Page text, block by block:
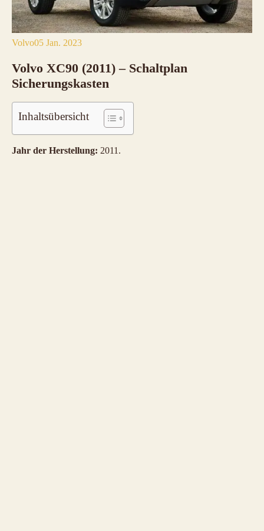
Volvo05 Jan. 2023
Volvo XC90 (2011) – Schaltplan
Sicherungskasten
Inhaltsübersicht
Jahr der Herstellung: 2011.